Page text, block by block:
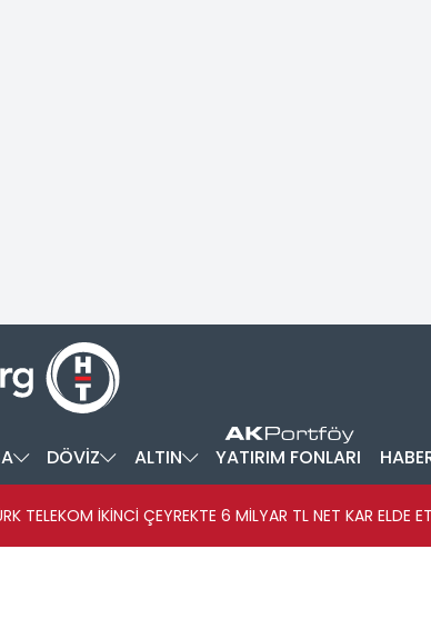
DÖVİZ ALTIN YATIRIM FONLARI
TELEKOM İKİNCİ ÇEYREKTE 6 MİLYAR TL NET KAR ELDE